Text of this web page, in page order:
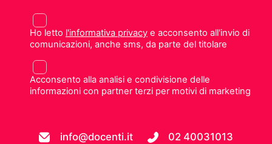
Ho letto l'informativa privacye acconsento all'invio di
comunicazioni, anche sms, da parte del titolare
Acconsento alla analisi e condivisione delle
informazioni con partner terzi per motivi di marketing
info@docenti.it 02 40031013